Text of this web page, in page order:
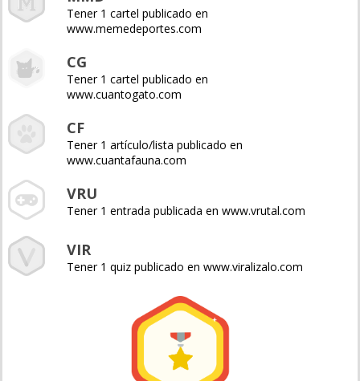
Tener 1 cartel publicado en
www.memedeportes.com
CG
Tener 1 cartel publicado en
www.cuantogato.com
CF
Tener 1 artículo/lista publicado en
www.cuantafauna.com
VRU
Tener 1 entrada publicada en www.vrutal.com
VIR
Tener 1 quiz publicado en www.viralizalo.com